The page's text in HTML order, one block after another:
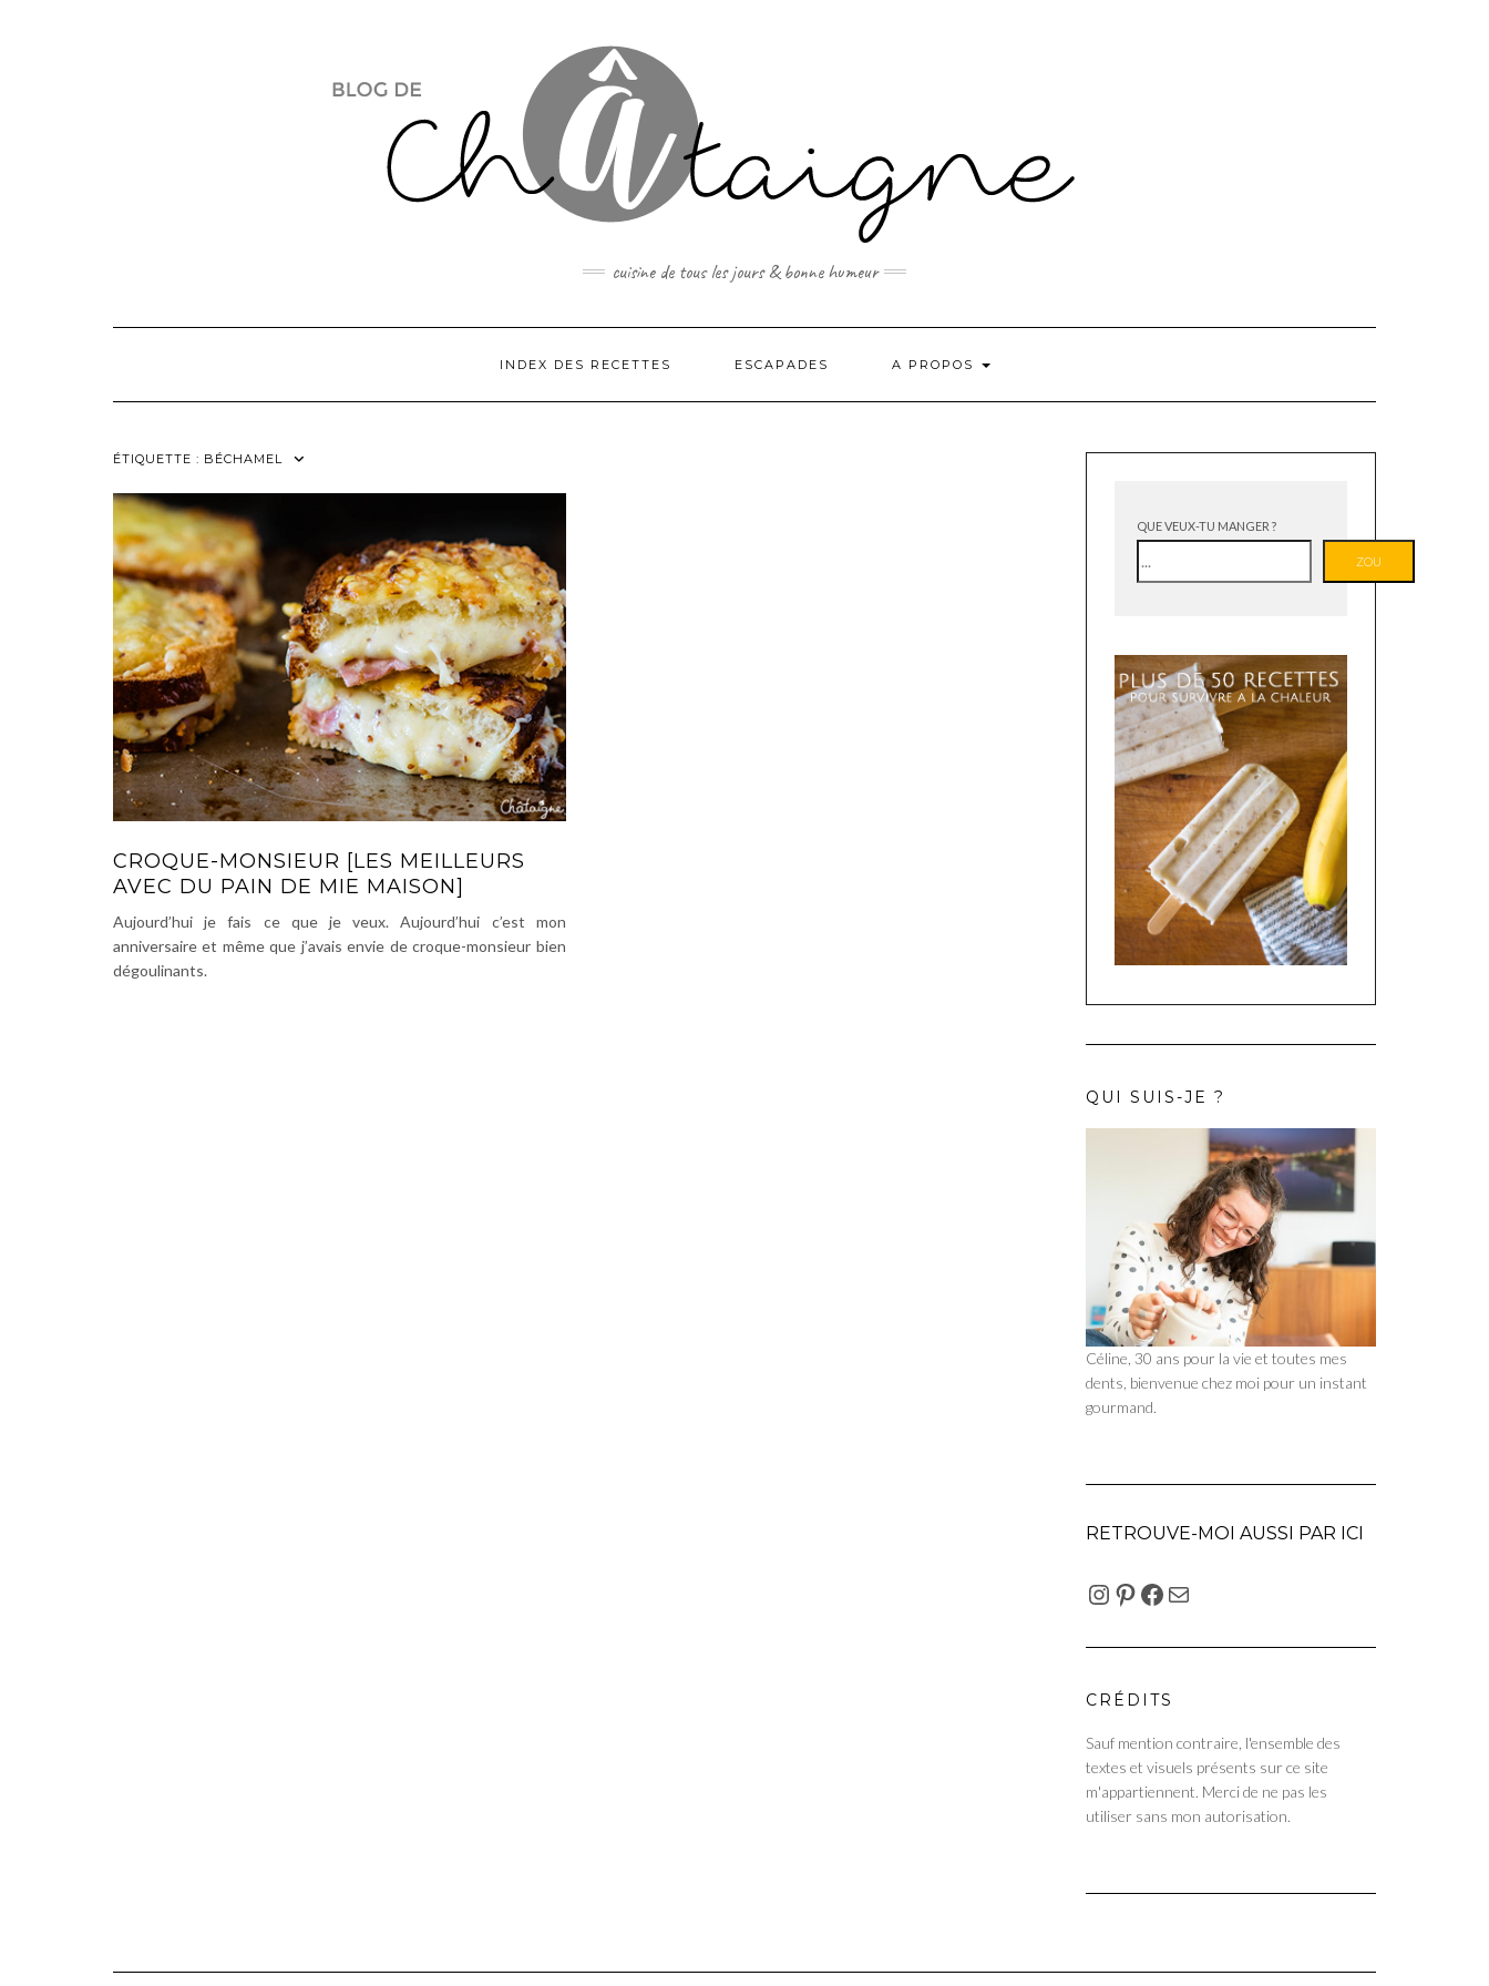
cuisine de tous les jours & bonne humeur
INDEX DES RECETTES ESCAPADES A PROPOS
ÉTIQUETTE : BÉCHAMEL
CROQUE-MONSIEUR [LES MEILLEURS
AVEC DU PAIN DE MIE MAISON]
Aujourd’hui je fais ce que je veux. Aujourd’hui c’est mon
anniversaire et même que j’avais envie de croque-monsieur bien
dégoulinants.
QUE VEUX-TU MANGER ?
ZOU
QUI SUIS-JE ?
Céline, 30 ans pour la vie et toutes mes
dents, bienvenue chez moi pour un instant
gourmand.
RETROUVE-MOI AUSSI PAR ICI
INSTAGRAM
PINTEREST
FACEBOOK
E-MAIL
CRÉDITS
Sauf mention contraire, l'ensemble des
textes et visuels présents sur ce site
m'appartiennent. Merci de ne pas les
utiliser sans mon autorisation.